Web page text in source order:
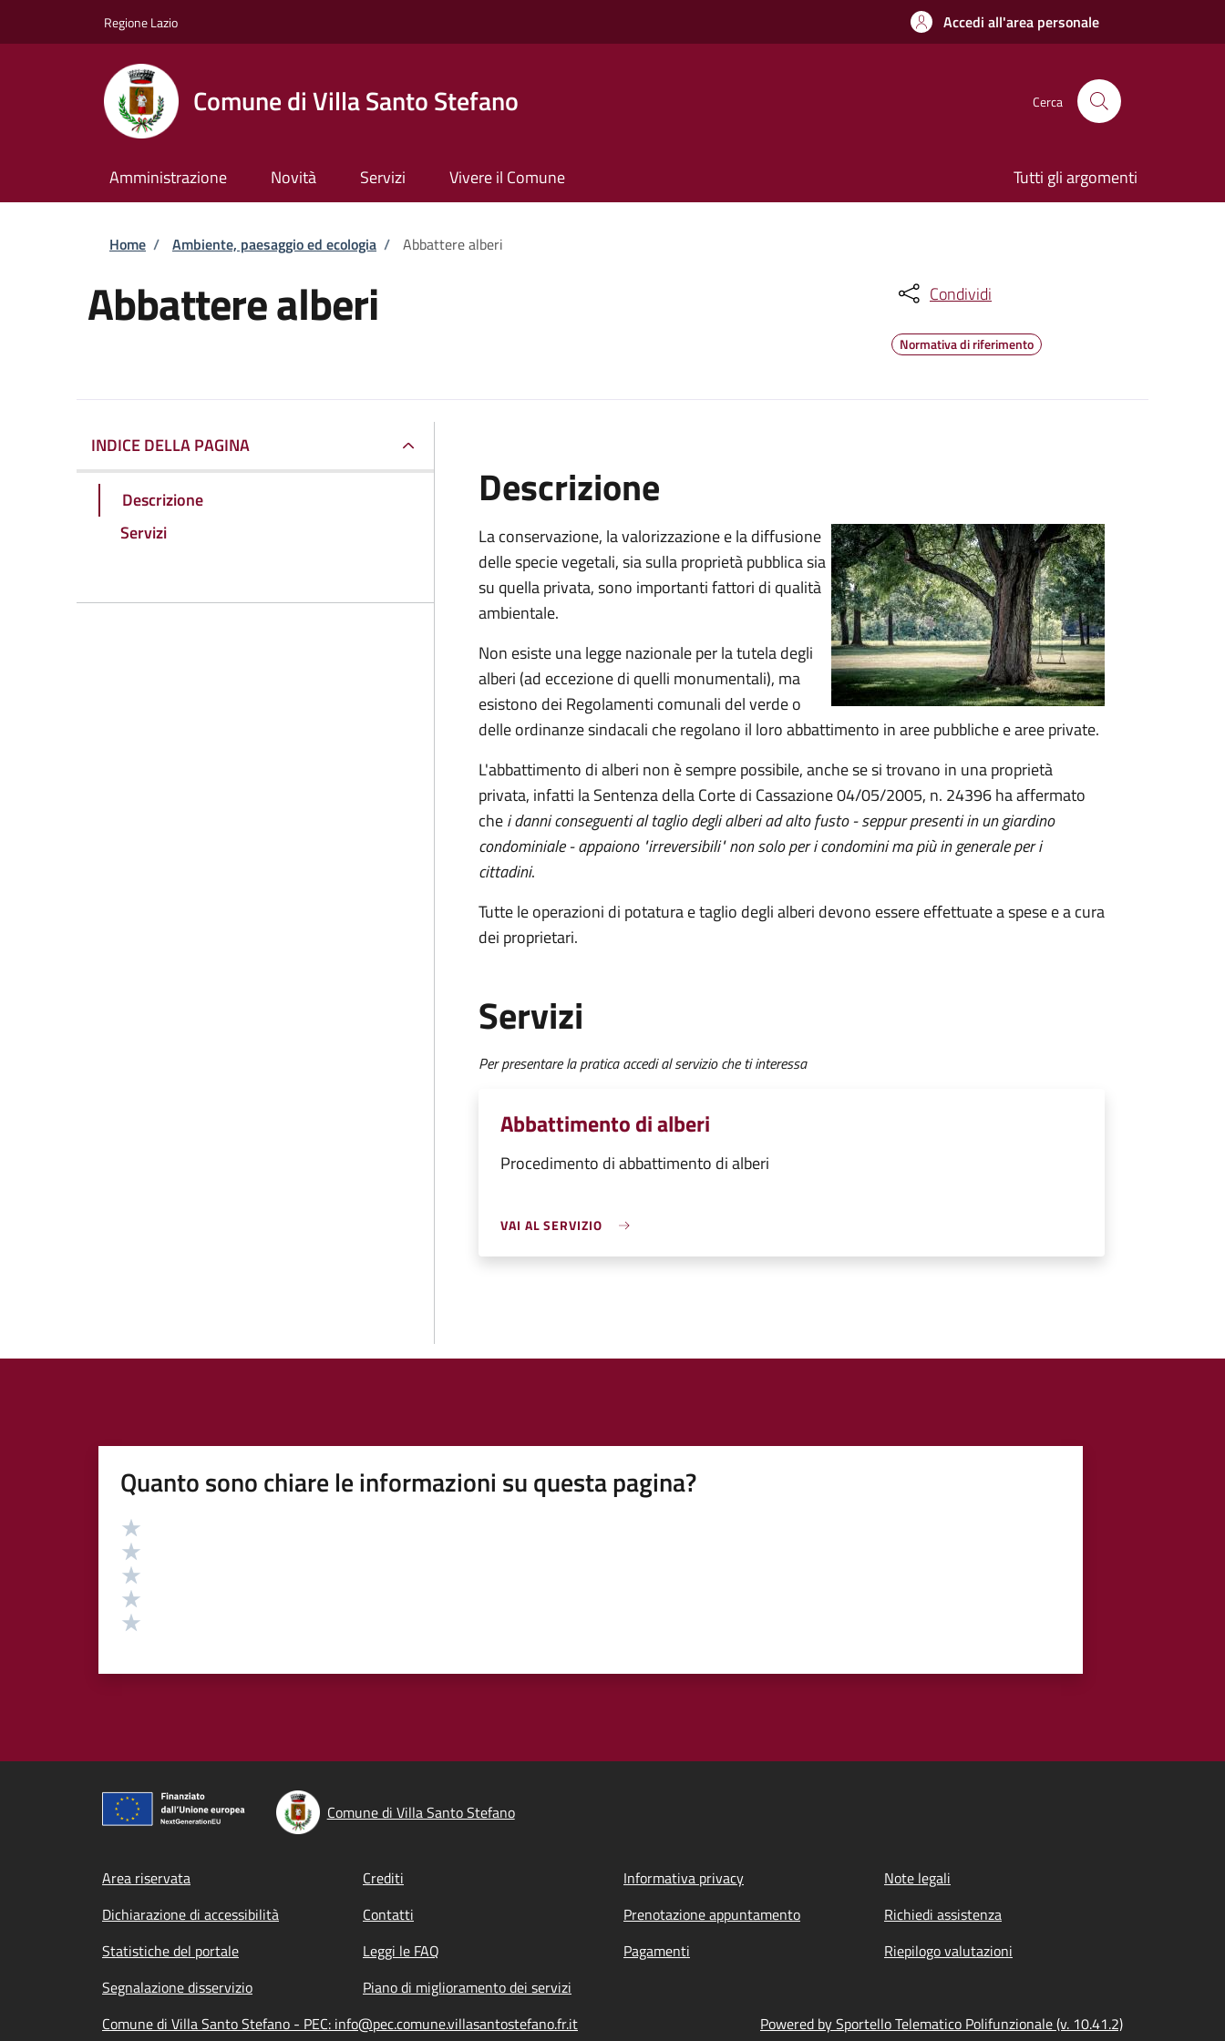
Regione Lazio Accedi all'area personale
Comune di Villa Santo Stefano Cerca
Amministrazione Novità Servizi Vivere il Comune Tutti gli argomenti
Briciole di pane
Home / Ambiente, paesaggio ed ecologia / Abbattere alberi
Abbattere alberi Condividi
Normativa di riferimento
INDICE DELLA PAGINA
Descrizione
Servizi
Descrizione
La conservazione, la valorizzazione e la diffusione
delle specie vegetali, sia sulla proprietà pubblica sia
su quella privata, sono importanti fattori di qualità
ambientale.
Non esiste una legge nazionale per la tutela degli
alberi (ad eccezione di quelli monumentali), ma
esistono dei Regolamenti comunali del verde o
delle ordinanze sindacali che regolano il loro abbattimento in aree pubbliche e aree private.
L'abbattimento di alberi non è sempre possibile, anche se si trovano in una proprietà
privata, infatti la Sentenza della Corte di Cassazione 04/05/2005, n. 24396 ha affermato
chei danni conseguenti al taglio degli alberi ad alto fusto - seppur presenti in un giardino
condominiale - appaiono "irreversibili" non solo per i condomini ma più in generale per i
cittadini.
Tutte le operazioni di potatura e taglio degli alberi devono essere effettuate a spese e a cura
dei proprietari.
Servizi
Per presentare la pratica accedi al servizio che ti interessa
Abbattimento di alberi
Procedimento di abbattimento di alberi
VAI AL SERVIZIO
Quanto sono chiare le informazioni su questa pagina?
Valutazione
Comune di Villa Santo Stefano
Footer menu
Area riservata Crediti Informativa privacy
Note legali
Dichiarazione di accessibilità
Contatti Prenotazione appuntamento
Richiedi assistenza
Statistiche del portale
Leggi le FAQ Pagamenti
Riepilogo valutazioni
Segnalazione disservizio
Piano di miglioramento dei servizi
Comune di Villa Santo Stefano - PEC: info@pec.comune.villasantostefano.fr.it
Powered by Sportello Telematico Polifunzionale (v. 10.41.2)